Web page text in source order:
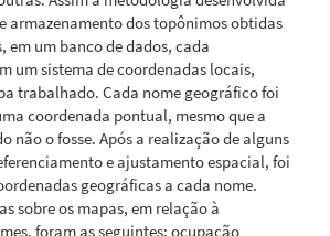
armazenamento dos topônimos obtidas
em um banco de dados, cada
um sistema de coordenadas locais,
trabalhado. Cada nome geográfico foi
coordenada pontual, mesmo que a
não o fosse. Após a realização de alguns
e ajustamento espacial, foi
geográficas a cada nome.
sobre os mapas, em relação à
foram as seguintes: ocupação